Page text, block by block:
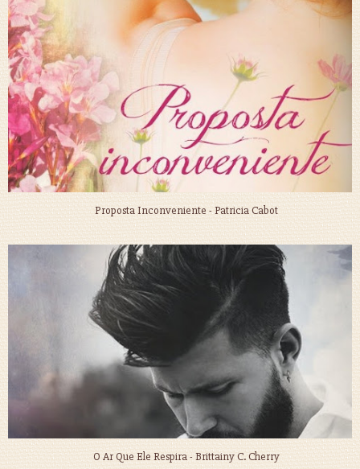
Proposta Inconveniente - Patricia Cabot
O Ar Que Ele Respira - Brittainy C. Cherry